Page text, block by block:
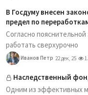
В Госдуму внесен
предел по
Согласно
работать сверхурочно
Иванов Петр 22 дек, 25
Наследственный
Одним из эффективных